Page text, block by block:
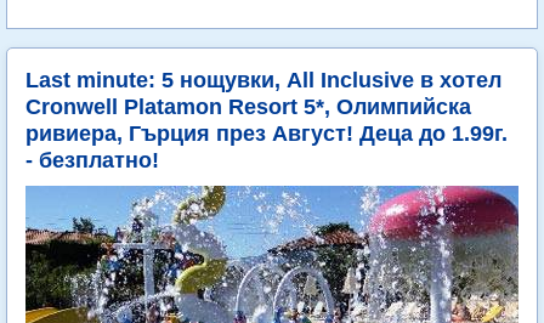
Last minute: 5 нощувки, All Inclusive в хотел
Cronwell Platamon Resort 5*, Олимпийска
ривиера, Гърция през Август! Деца до 1.99г.
- безплатно!